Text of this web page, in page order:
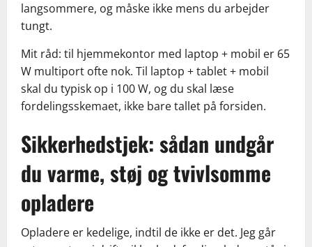
langsommere, og måske ikke mens du arbejder
tungt.
Mit råd: til hjemmekontor med laptop + mobil er 65
W multiport ofte nok. Til laptop + tablet + mobil
skal du typisk op i 100 W, og du skal læse
fordelingsskemaet, ikke bare tallet på forsiden.
Sikkerhedstjek: sådan undgår
du varme, støj og tvivlsomme
opladere
Opladere er kedelige, indtil de ikke er det. Jeg går